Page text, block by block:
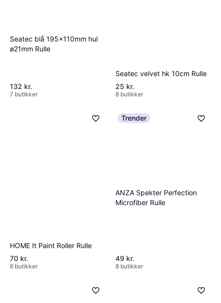
Seatec blå 195x110mm hul
ø21mm Rulle
132 kr.
7 butikker
Seatec velvet hk 10cm Rulle
25 kr.
8 butikker
HOME It Paint Roller Rulle
70 kr.
6 butikker
Trender
ANZA Spekter Perfection
Microfiber Rulle
49 kr.
8 butikker